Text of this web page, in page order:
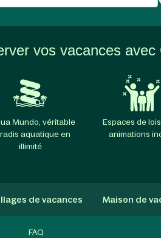
vos vacances
Mundo, véritable
aquatique en
illimité
Espaces de
animations
de vacances Maison de
FAQ